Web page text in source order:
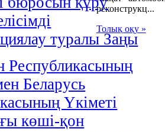
туралы Заңы
Республикасының
Беларусь
Үкіметі
көші-қон
реконструкц...
Толық оқу »